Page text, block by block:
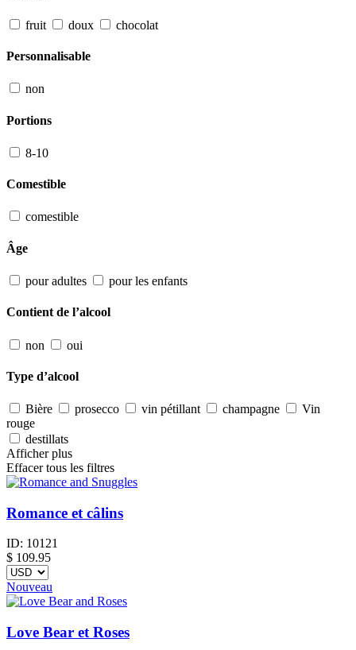
fruit doux chocolat
Personnalisable
non
Portions
8-10
Comestible
comestible
Âge
pour adultes pour les enfants
Contient de l’alcool
non oui
Type d’alcool
Bière prosecco vin pétillant champagne
Vin
rouge
destillats
Afficher plus
Effacer tous les filtres
Romance et câlins
ID: 10121
$ 109.95
Nouveau
Love Bear et Roses